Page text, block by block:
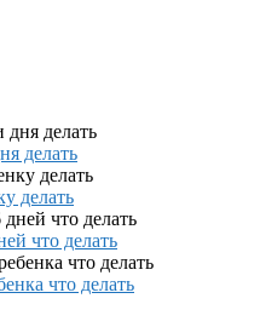
делать
делать
что делать
что делать